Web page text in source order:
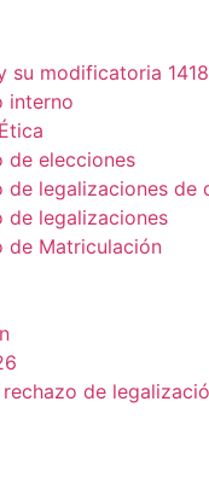
su modificatoria
interno
de elecciones
de legalizaciones
de legalizaciones
de Matriculación
de